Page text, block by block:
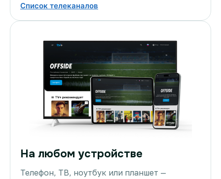
Список телеканалов
На любом устройстве
Телефон, ТВ, ноутбук или планшет —